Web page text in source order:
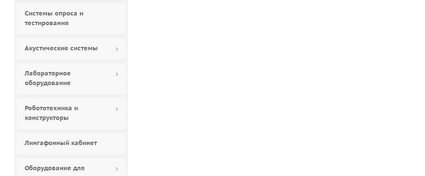
Системы опроса и
тестирования
Акустические системы
Лабораторное
оборудование
Робототехника и
конструкторы
Лингафонный кабинет
Оборудование для